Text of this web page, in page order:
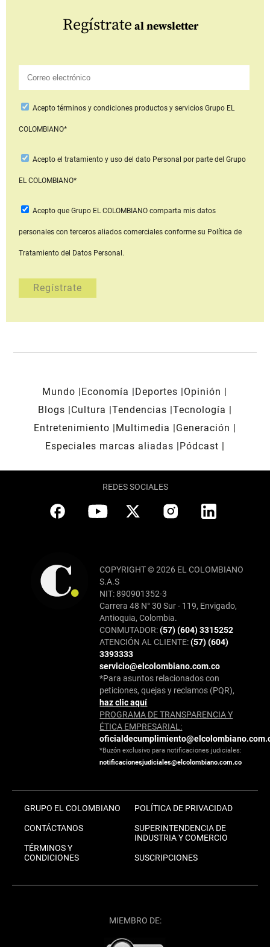
Regístrate al newsletter
Aceptotérminos y condiciones productos y serviciosGrupo EL
COLOMBIANO*
Acepto el tratamiento y uso del dato Personal por parte del Grupo
EL COLOMBIANO*
Acepto que Grupo EL COLOMBIANOcomparta mis datos
personales con terceros aliados comerciales conforme su Política de
Tratamiento del Datos Personal.
Mundo Economía Deportes
Opinión
Blogs
Cultura Tendencias Tecnología
Entretenimiento
Multimedia
Generación
Especiales marcas aliadas
Pódcast
REDES SOCIALES
COPYRIGHT © 2026 EL COLOMBIANO
S.A.S
NIT: 890901352-3
Carrera 48 N° 30 Sur - 119, Envigado,
Antioquia, Colombia.
CONMUTADOR:(57) (604) 3315252
ATENCIÓN AL CLIENTE:(57) (604)
3393333
servicio@elcolombiano.com.co
*Para asuntos relacionados con
peticiones, quejas y reclamos (PQR),
haz clic aquí
PROGRAMA DE TRANSPARENCIA Y
ÉTICA EMPRESARIAL:
*Buzón exclusivo para notificaciones judiciales:
notificacionesjudiciales@elcolombiano.com.co
GRUPO EL COLOMBIANO
CONTÁCTANOS
TÉRMINOS Y
CONDICIONES
POLÍTICA DE PRIVACIDAD
SUPERINTENDENCIA DE
INDUSTRIA Y COMERCIO
SUSCRIPCIONES
MIEMBRO DE: